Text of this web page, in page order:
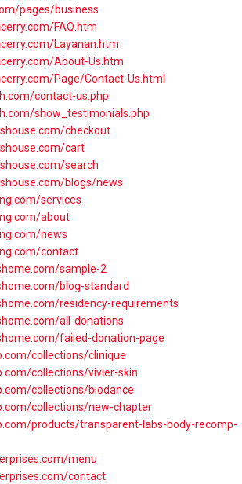
pages/business
FAQ.htm
Layanan.htm
About-Us.htm
Page/Contact-Us.html
contact-us.php
show_testimonials.php
checkout
cart
search
blogs/news
services
about
news
contact
sample-2
blog-standard
residency-requirements
all-donations
failed-donation-page
collections/clinique
collections/vivier-skin
collections/biodance
collections/new-chapter
products/transparent-labs-body-recomp-
menu
contact